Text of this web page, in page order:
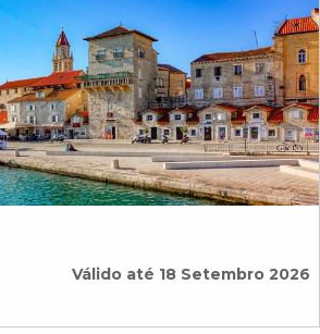
Válido até 18 Setembro 2026